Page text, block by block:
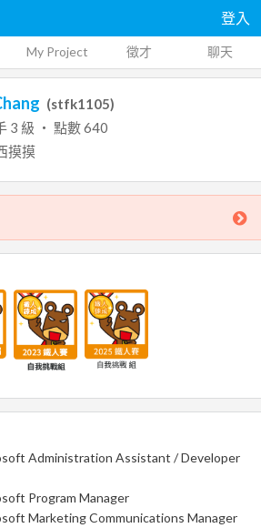
登入
My Project 徵才 聊天
(stfk1105)
3 級 ‧ 點數640
摸摸
Administration Assistant / Developer
Program Manager
Marketing Communications Manager